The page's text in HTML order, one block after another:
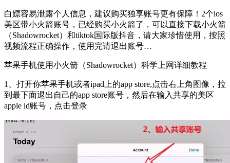
白嫖容易泄露个人信息，建议购买独享账号更有保障！2个ios
美区带小火箭账号，已经购买小火箭了，可以直接下载小火箭
（Shadowrocket）和tiktok国际版抖音，请大家珍惜使用，按照
视频流程正确操作，使用完请退出账号…
苹果手机使用小火箭（Shadowrocket）科学上网详细教程
1、打开你苹果手机或者ipad上的app store,点击右上角图像，拉
到最下面退出自己的app store账号，然后在输入共享的美区
apple id账号，点击登录